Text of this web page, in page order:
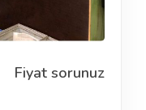
Fiyat sorunuz